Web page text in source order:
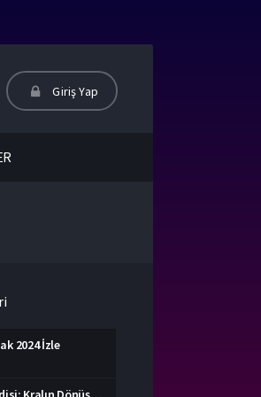
Giriş Yap
2024 İzle